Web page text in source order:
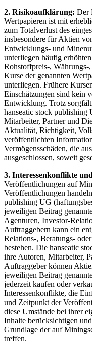
2. Risikoaufklärung: Der
Wertpapieren ist mit
zum Totalverlust des
insbesondere für Aktien
Entwicklungs- und
unterliegen häufig
Rohstoffpreis-,
Kurse der genannten
unterliegen. Frühere
Einschätzungen sind kein
Entwicklung. Trotz
hanseatic stock publishing
Mitarbeiter, Partner und
Aktualität, Richtigkeit,
veröffentlichten
Vermögensschäden, die
ausgeschlossen, soweit
3. Interessenkonflikte
Veröffentlichungen auf
Veröffentlichungen
publishing UG
jeweiligen Beitrag
Agenturen, Investor-
Auftraggebern kann ein
Relations-, Beratungs-
bestehen. Die hanseatic
ihre Autoren, Mitarbeiter,
Auftraggeber können
jeweiligen Beitrag
jederzeit kaufen oder
Interessenkonflikte, die
und Zeitpunkt der
diese Umstände bei ihrer
Inhalte berücksichtigen
Grundlage der auf
treffen.